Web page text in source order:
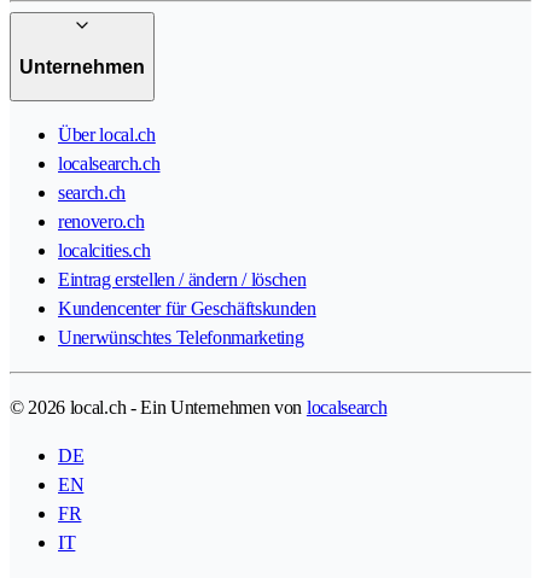
Unternehmen
Über local.ch
localsearch.ch
search.ch
renovero.ch
localcities.ch
Eintrag erstellen / ändern / löschen
Kundencenter für Geschäftskunden
Unerwünschtes Telefonmarketing
© 2026 local.ch - Ein Unternehmen von localsearch
DE
EN
FR
IT